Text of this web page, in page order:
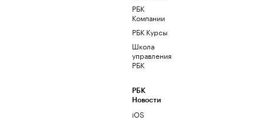
РБК
Компании
РБК Курсы
Школа
управления
РБК
РБК
Новости
iOS